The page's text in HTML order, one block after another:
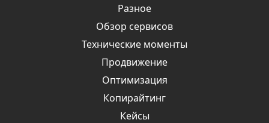
Разное
Обзор сервисов
Технические моменты
Продвижение
Оптимизация
Копирайтинг
Кейсы